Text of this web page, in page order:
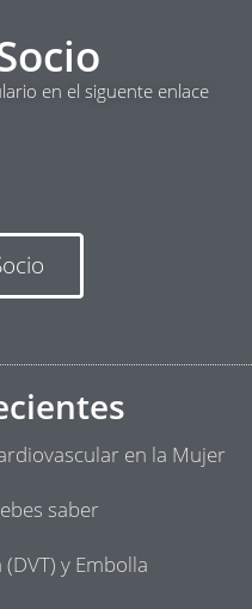
en el siguente enlace
en la Mujer
saber
y Embolla